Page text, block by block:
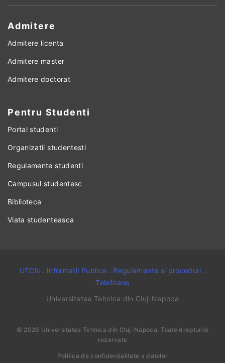
Admitere
Admitere licenta
Admitere master
Admitere doctorat
Pentru Studenti
Portal studenti
Organizatii studentesti
Regulamente studenti
Campusul studentesc
Biblioteca
Viata studenteasca
UTCN . Informatii Publice . Regulamente si proceduri .
Telefoane
Universitatea Tehnica din Cluj-Napoca
© 2026 Universitatea Tehnica din Cluj-Napoca. Toate drepturile
rezervate
Politica de confidențialitate a datelor